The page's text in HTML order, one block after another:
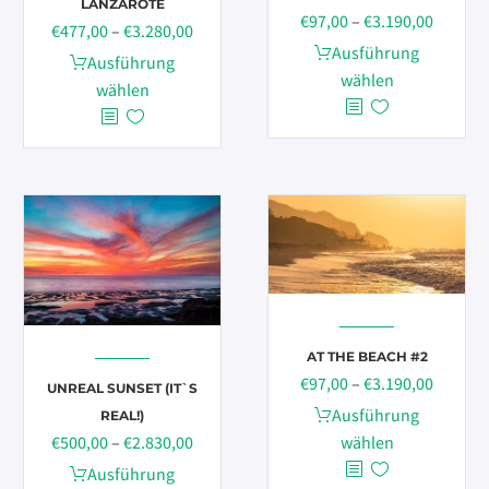
werden
LANZAROTE
€477,00– €3.280,00Preisspanne:
Ausführung
wählen
Dieses
Produkt
weist
mehrere
auf.
Die
Optionen
können
auf
Produktseite
gewählt
werden
€97,00– €3.190,00
Ausführung
wählen
Dieses
Produkt
weist
mehrere
Optionen
können
auf
der
Produktseite
gewählt
werden
UNREAL SUNSET (IT`S
REAL!)
€500,00– €2.830,00Preisspanne:
Ausführung
Dieses
AT THE BEACH #2
€97,00– €3.190,00
Ausführung
wählen
Dieses
Produkt
weist